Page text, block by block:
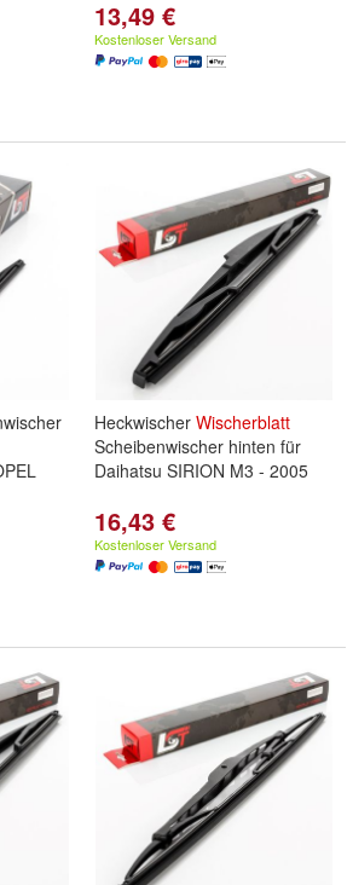
13,49 €
Kostenloser Versand
Heckwischer Wischerblatt
Scheibenwischer hinten für
Daihatsu SIRION M3 - 2005
16,43 €
Kostenloser Versand